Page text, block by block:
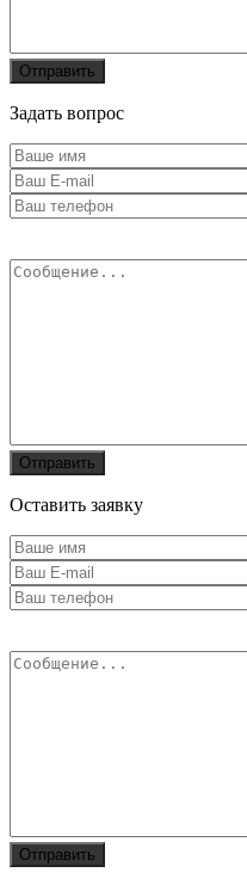
Задать вопрос
Оставить заявку